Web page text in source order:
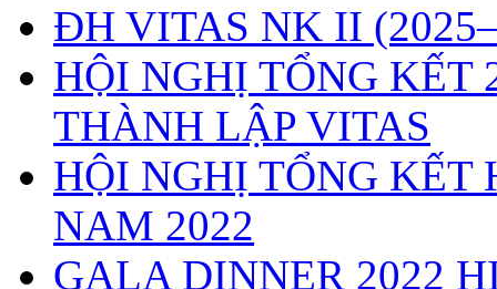
ĐH VITAS NK II
HỘI NGHỊ TỔNG
THÀNH LẬP VITAS
HỘI NGHỊ TỔNG KẾT
NAM 2022
GALA DINNER 2022